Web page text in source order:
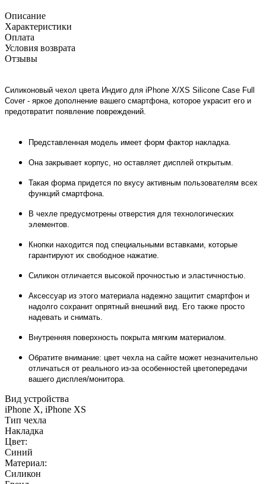
Описание
Характеристики
Оплата
Условия возврата
Отзывы
Cиликоновый чехол цвета Индиго для iPhone X/XS Silicone Case Full
Cover - яркое дополнение вашего смартфона, которое украсит его и
предотвратит появление повреждений.
Представленная модель имеет форм фактор накладка.
Она закрывает корпус, но оставляет дисплей открытым.
Такая форма придется по вкусу активным пользователям всех
функций смартфона.
В чехле предусмотрены отверстия для технологических
элементов.
Кнопки находится под специальными вставками, которые
гарантируют их свободное нажатие.
Силикон отличается высокой прочностью и эластичностью.
Аксессуар из этого материала надежно защитит смартфон и
надолго сохранит опрятный внешний вид. Его также просто
надевать и снимать.
Внутренняя поверхность покрыта мягким материалом.
Обратите внимание: цвет чехла на сайте может незначительно
отличаться от реального из-за особенностей цветопередачи
вашего дисплея/монитора.
Вид устройства
iPhone X, iPhone XS
Тип чехла
Накладка
Цвет:
Синий
Материал:
Силикон